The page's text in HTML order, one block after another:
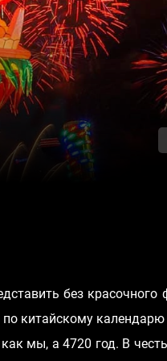
без красочного
китайскому календарю
мы, а 4720 год. В